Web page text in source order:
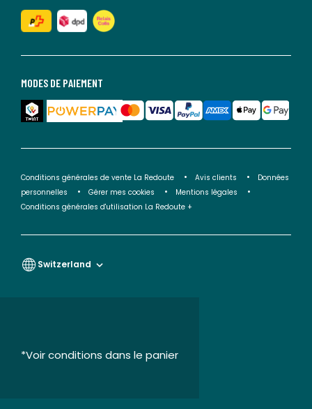
MODES DE PAIEMENT
Conditions générales de vente La Redoute Avis clients
Données
personnelles
Gérer mes cookies
Mentions légales
Conditions générales d'utilisation La Redoute +
Switzerland
*Voir conditions dans le panier